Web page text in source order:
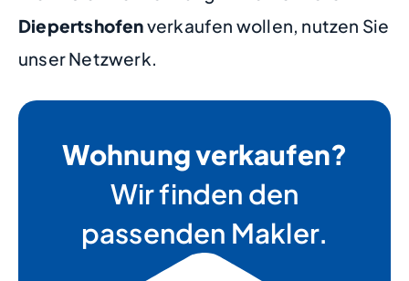
Diepertshofenverkaufen wollen, nutzen Sie
unser Netzwerk.
Wohnung verkaufen?
Wir finden den
passenden Makler.